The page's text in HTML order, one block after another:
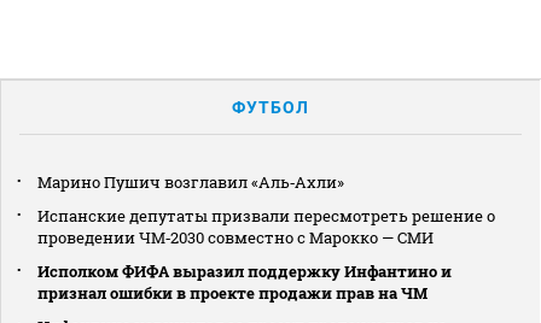
ФУТБОЛ
Марино Пушич возглавил «Аль‑Ахли»
Испанские депутаты призвали пересмотреть решение о
проведении ЧМ‑2030 совместно с Марокко — СМИ
Исполком ФИФА выразил поддержку Инфантино и
признал ошибки в проекте продажи прав на ЧМ